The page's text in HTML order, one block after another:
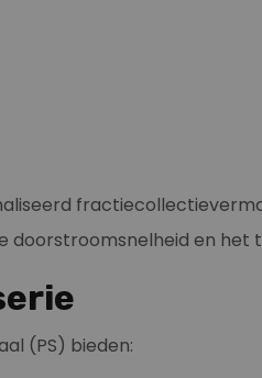
doorstroomsnelheid en het
(PS) bieden: